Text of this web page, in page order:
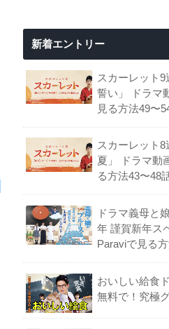
新着エントリー
スカーレット
誓い」 ドラマ
見る方法49〜
スカーレット8
夏」 ドラマ動
る方法43〜48
ドラマ義母と
年 謹賀新年ス
Paraviで見る
おいしい給食
無料で！究極